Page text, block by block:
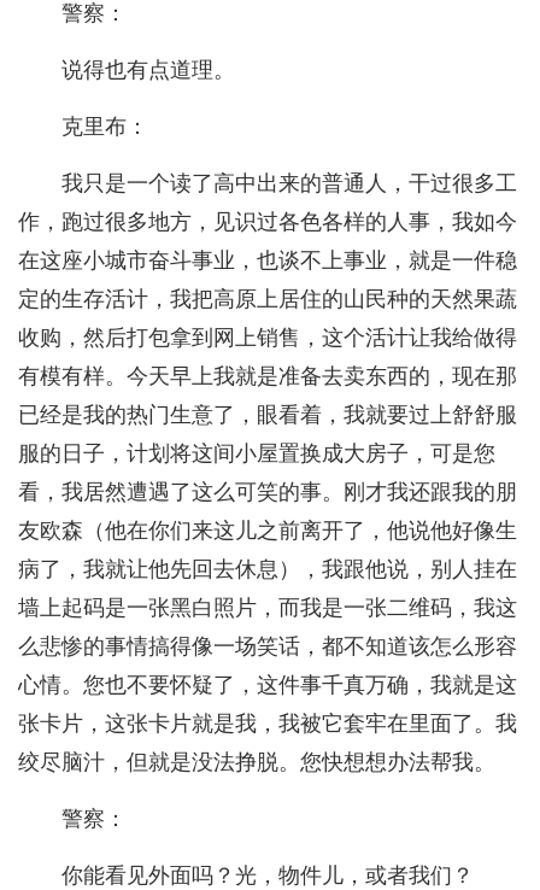
警察：
说得也有点道理。
克里布：
我只是一个读了高中出来的普通人，干过很多工
作，跑过很多地方，见识过各色各样的人事，我如今
在这座小城市奋斗事业，也谈不上事业，就是一件稳
定的生存活计，我把高原上居住的山民种的天然果蔬
收购，然后打包拿到网上销售，这个活计让我给做得
有模有样。今天早上我就是准备去卖东西的，现在那
已经是我的热门生意了，眼看着，我就要过上舒舒服
服的日子，计划将这间小屋置换成大房子，可是您
看，我居然遭遇了这么可笑的事。刚才我还跟我的朋
友欧森（他在你们来这儿之前离开了，他说他好像生
病了，我就让他先回去休息），我跟他说，别人挂在
墙上起码是一张黑白照片，而我是一张二维码，我这
么悲惨的事情搞得像一场笑话，都不知道该怎么形容
心情。您也不要怀疑了，这件事千真万确，我就是这
张卡片，这张卡片就是我，我被它套牢在里面了。我
绞尽脑汁，但就是没法挣脱。您快想想办法帮我。
警察：
你能看见外面吗？光，物件儿，或者我们？